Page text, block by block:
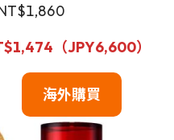
（JPY6,600）
海外購買